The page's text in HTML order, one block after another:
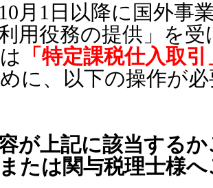
10 月 1 日以降に国外事
用役務の提供」を
「特定課税仕入取引
に、以下の操作が
が上記に該当する
たは関与税理士様